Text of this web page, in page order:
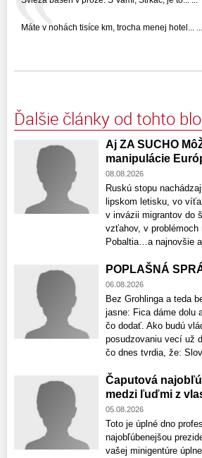
Máte v nohách tisíce km, trocha menej hotel... ...
Ďalšie články od tohto
Aj ZA SUCHO
manipulácie
08.08.2026
Ruskú stopu
lipskom letisku, vo
v invázii migrantov do
vzťahov, v
Pobaltia…a najnovšie
POPLAŠNÁ
06.08.2026
Bez Grohlinga a teda
jasne: Fica dáme dolu
čo dodať. Ako budú
posudzovaniu vecí už
čo dnes tvrdia, že:
Čaputová
medzi ľuďmi z
05.08.2026
Toto je úplné dno
najobľúbenejšou
vašej minigentúre